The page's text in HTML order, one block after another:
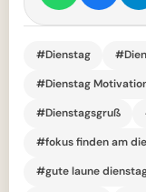
#Dienstag
#Dienstag
#Dienstagsgruß
#fokus finden am
#gute laune